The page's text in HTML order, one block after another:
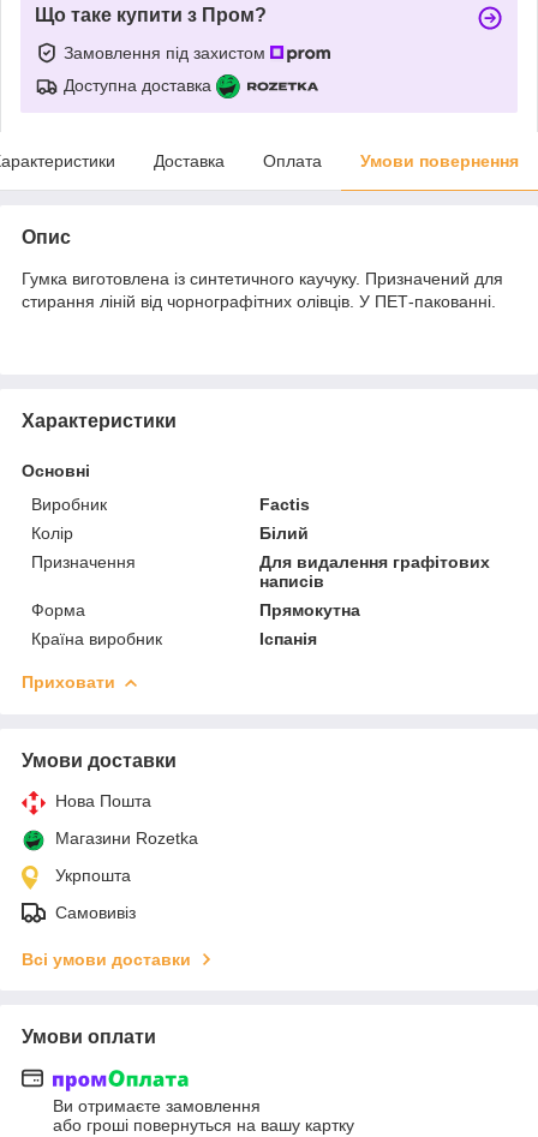
Що таке купити з Пром?
Замовлення під захистом
Доступна доставка
Доставка Оплата Умови повернення
Опис
Гумка виготовлена із синтетичного каучуку. Призначений для
стирання ліній від чорнографітних олівців. У ПЕТ-пакованні.
Характеристики
Основні
Виробник
Factis
Колір
Білий
Призначення
Для видалення графітових
написів
Форма
Прямокутна
Країна виробник
Іспанія
Приховати
Умови доставки
Нова Пошта
Магазини Rozetka
Укрпошта
Самовивіз
Всі умови доставки
Умови оплати
Ви отримаєте замовлення
або гроші повернуться на вашу картку